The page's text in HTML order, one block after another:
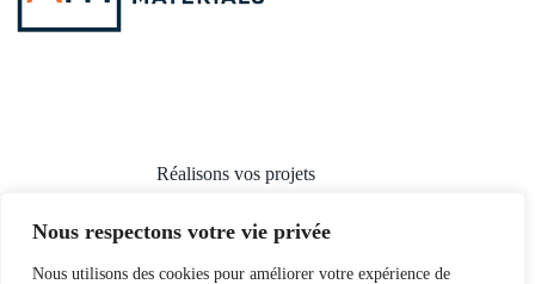
Nous respectons votre vie privée
Nous utilisons des cookies pour améliorer votre expérience de
Réalisons vos projets